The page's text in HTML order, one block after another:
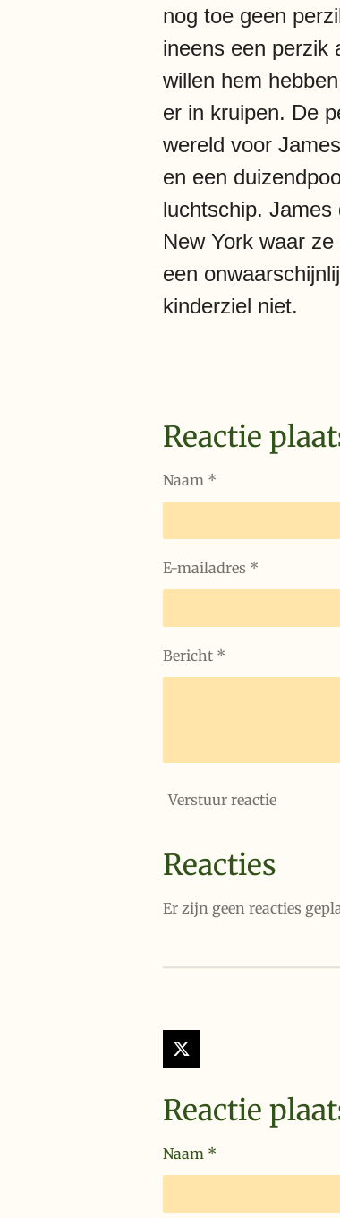
nog toe geen
ineens een perzik
willen hem
er in kruipen. De
wereld voor
en een
luchtschip. James
New York waar
een
kinderziel niet.
Reactie
Naam *
E-mailadres *
Bericht *
Verstuur reactie
Reacties
Er zijn geen reacties
X
Reactie
Naam *